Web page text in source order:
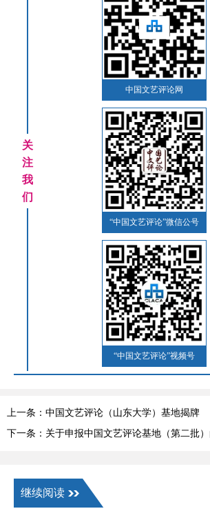
关
注
我
们
中国文艺评论网
“中国文艺评论”微信公号
“中国文艺评论”视频号
上一条：中国文艺评论（山东大学）基地揭牌
下一条：关于申报中国文艺评论基地（第二批
继续阅读